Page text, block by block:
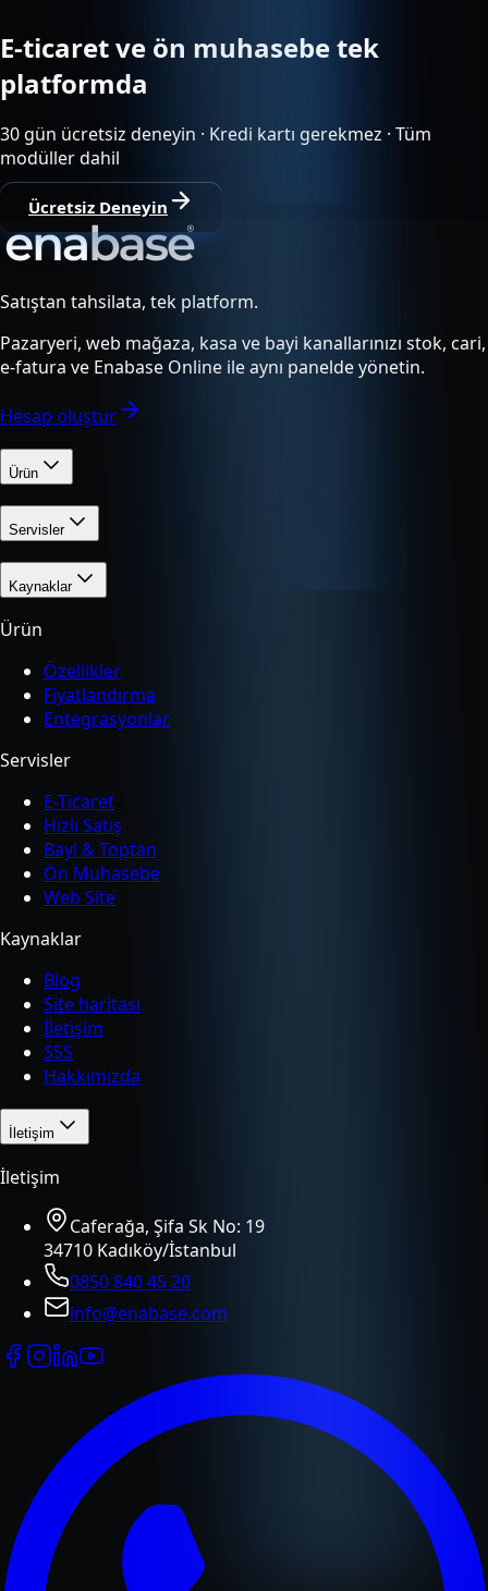
E-ticaret ve ön muhasebe tek
platformda
30 gün ücretsiz deneyin · Kredi kartı gerekmez · Tüm
modüller dahil
Ücretsiz Deneyin
Satıştan tahsilata, tek platform.
Pazaryeri, web mağaza, kasa ve bayi kanallarınızı stok, cari,
e-fatura ve Enabase Online ile aynı panelde yönetin.
Hesap oluştur
Ürün
Servisler
Kaynaklar
Ürün
Özellikler
Fiyatlandırma
Entegrasyonlar
Servisler
E-Ticaret
Hızlı Satış
Bayi & Toptan
Ön Muhasebe
Web Site
Kaynaklar
Blog
Site haritası
İletişim
SSS
Hakkımızda
İletişim
İletişim
Caferağa, Şifa Sk No: 19
34710 Kadıköy/İstanbul
0850 840 45 20
info@enabase.com